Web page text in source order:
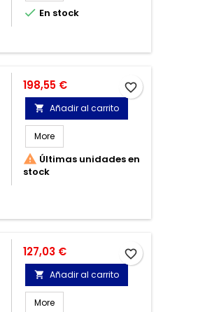
 En stock
Precio
198,55 €
 Añadir al carrito
More
 Últimas unidades en
stock
favorite_border
Precio
127,03 €
 Añadir al carrito
More
favorite_border